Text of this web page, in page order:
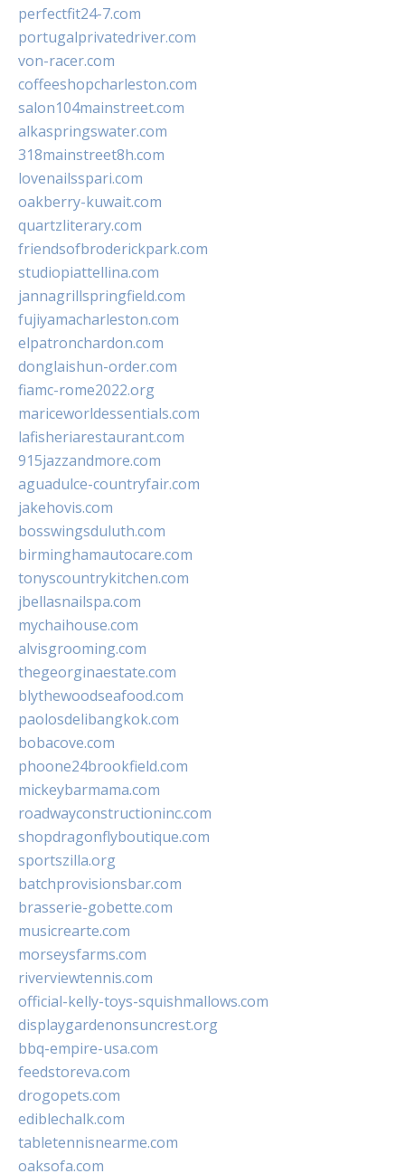
perfectfit24-7.com
portugalprivatedriver.com
von-racer.com
coffeeshopcharleston.com
salon104mainstreet.com
alkaspringswater.com
318mainstreet8h.com
lovenailsspari.com
oakberry-kuwait.com
quartzliterary.com
friendsofbroderickpark.com
studiopiattellina.com
jannagrillspringfield.com
fujiyamacharleston.com
elpatronchardon.com
donglaishun-order.com
fiamc-rome2022.org
mariceworldessentials.com
lafisheriarestaurant.com
915jazzandmore.com
aguadulce-countryfair.com
jakehovis.com
bosswingsduluth.com
birminghamautocare.com
tonyscountrykitchen.com
jbellasnailspa.com
mychaihouse.com
alvisgrooming.com
thegeorginaestate.com
blythewoodseafood.com
paolosdelibangkok.com
bobacove.com
phoone24brookfield.com
mickeybarmama.com
roadwayconstructioninc.com
shopdragonflyboutique.com
sportszilla.org
batchprovisionsbar.com
brasserie-gobette.com
musicrearte.com
morseysfarms.com
riverviewtennis.com
official-kelly-toys-squishmallows.com
displaygardenonsuncrest.org
bbq-empire-usa.com
feedstoreva.com
drogopets.com
ediblechalk.com
tabletennisnearme.com
oaksofa.com